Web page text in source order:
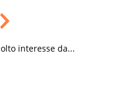
interesse da...